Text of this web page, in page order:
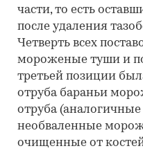
части, то есть
после удаления
Четверть всех
мороженые туши и
третьей позиции
отруба бараньи
отруба (аналогичные
необваленные
очищенные от